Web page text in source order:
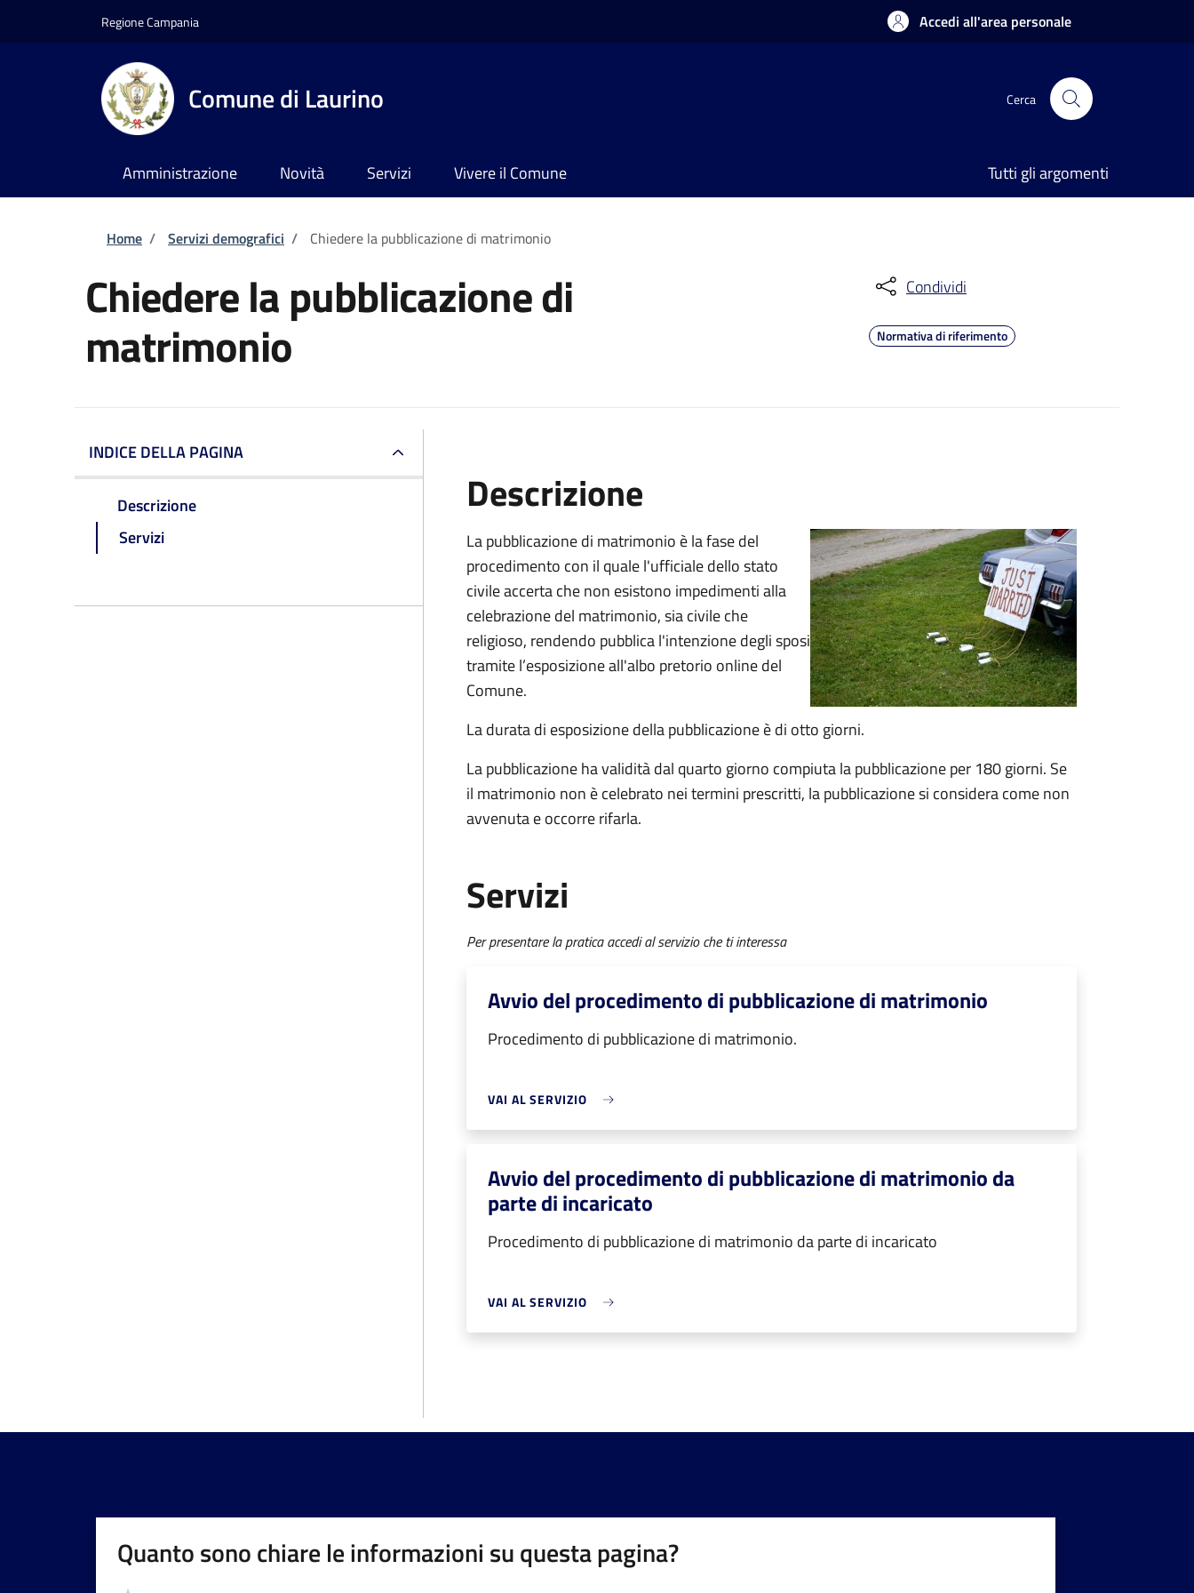
Regione Campania Accedi all'area personale
Comune di Laurino Cerca
Amministrazione Novità Servizi Vivere il Comune Tutti gli argomenti
Briciole di pane
Home / Servizi demografici / Chiedere la pubblicazione di matrimonio
Chiedere la pubblicazione di
matrimonio
Condividi
Normativa di riferimento
INDICE DELLA PAGINA
Descrizione
Servizi
Descrizione
La pubblicazione di matrimonio è la fase del
procedimento con il quale l'ufficiale dello stato
civile accerta che non esistono impedimenti alla
celebrazione del matrimonio, sia civile che
religioso, rendendo pubblica l'intenzione degli sposi
tramite l’esposizione all'albo pretorio online del
Comune.
La durata di esposizione della pubblicazione è di otto giorni.
La pubblicazione ha validità dal quarto giorno compiuta la pubblicazione per 180 giorni. Se
il matrimonio non è celebrato nei termini prescritti, la pubblicazione si considera come non
avvenuta e occorre rifarla.
Servizi
Per presentare la pratica accedi al servizio che ti interessa
Avvio del procedimento di pubblicazione di matrimonio
Procedimento di pubblicazione di matrimonio.
VAI AL SERVIZIO
Avvio del procedimento di pubblicazione di matrimonio da
parte di incaricato
Procedimento di pubblicazione di matrimonio da parte di incaricato
VAI AL SERVIZIO
Quanto sono chiare le informazioni su questa pagina?